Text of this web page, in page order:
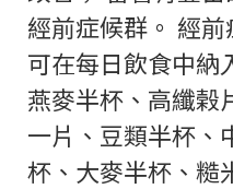
經前症候群。 經前
可在每日飲食中納
燕麥半杯、高纖榖
一片、豆類半杯、
杯、大麥半杯、糙